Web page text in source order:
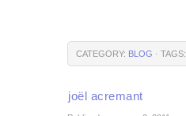
CATEGORY: BLOG · TAGS:
joël acremant